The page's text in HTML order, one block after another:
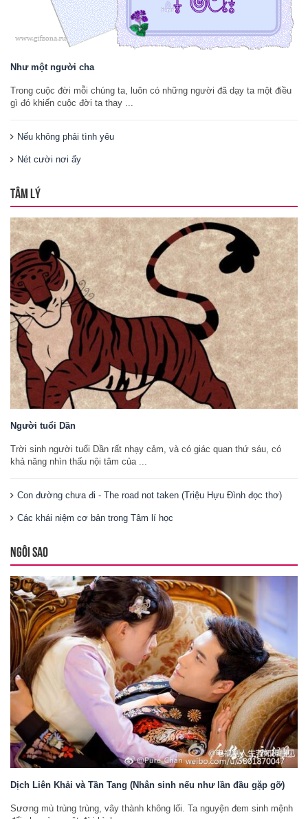
Như một người cha
Trong cuộc đời mỗi chúng ta, luôn có những người đã dạy ta một điều
gì đó khiến cuộc đời ta thay ...
Nếu không phải tình yêu
Nét cười nơi ấy
TÂM LÝ
Người tuổi Dần
Trời sinh người tuổi Dần rất nhạy cảm, và có giác quan thứ sáu, có
khả năng nhìn thấu nội tâm của ...
Con đường chưa đi - The road not taken (Triệu Hựu Đình đọc thơ)
Các khái niệm cơ bản trong Tâm lí học
NGÔI SAO
Dịch Liên Khải và Tần Tang (Nhân sinh nếu như lần đầu gặp gỡ)
Sương mù trùng trùng, vây thành không lối. Ta nguyện đem sinh mệnh